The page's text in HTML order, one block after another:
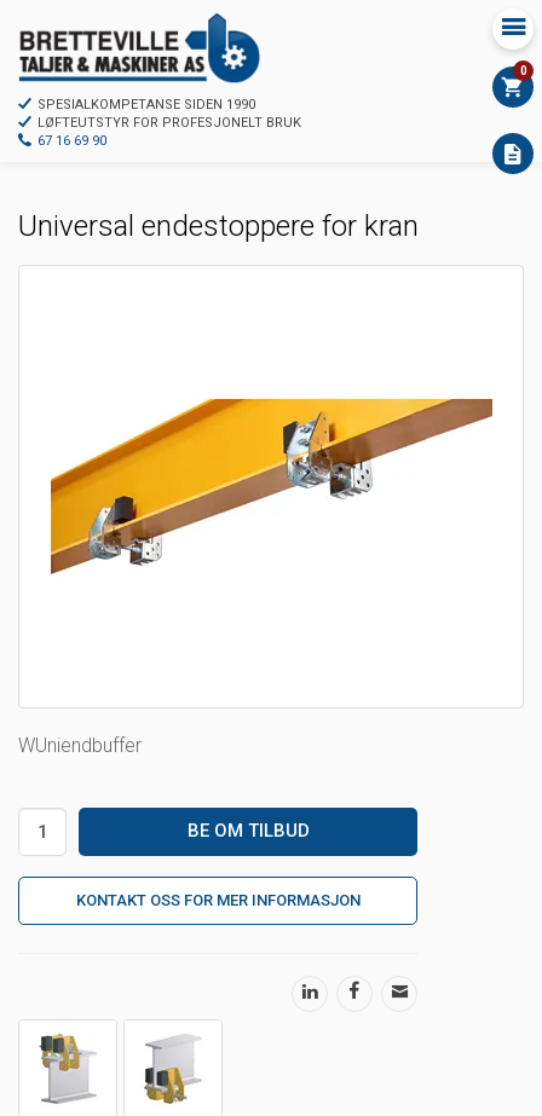
0
SPESIALKOMPETANSE SIDEN 1990
LØFTEUTSTYR FOR PROFESJONELT BRUK
67 16 69 90
Universal endestoppere for kran
WUniendbuffer